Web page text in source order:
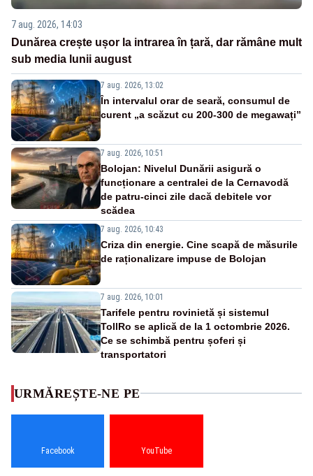
7 aug. 2026, 14:03
Dunărea crește ușor la intrarea în țară, dar rămâne mult
sub media lunii august
7 aug. 2026, 13:02
În intervalul orar de seară, consumul de
curent „a scăzut cu 200-300 de megawați”
7 aug. 2026, 10:51
Bolojan: Nivelul Dunării asigură o
funcționare a centralei de la Cernavodă
de patru-cinci zile dacă debitele vor
scădea
7 aug. 2026, 10:43
Criza din energie. Cine scapă de măsurile
de raționalizare impuse de Bolojan
7 aug. 2026, 10:01
Tarifele pentru rovinietă și sistemul
TollRo se aplică de la 1 octombrie 2026.
Ce se schimbă pentru șoferi și
transportatori
URMĂREȘTE-NE PE
Facebook YouTube